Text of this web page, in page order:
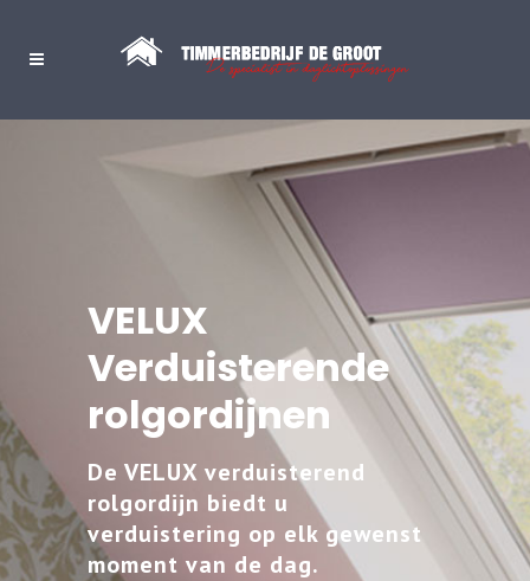
VELUX
Verduisterende
rolgordijnen
De VELUX verduisterend
rolgordijn biedt u
verduistering op elk gewenst
moment van de dag.